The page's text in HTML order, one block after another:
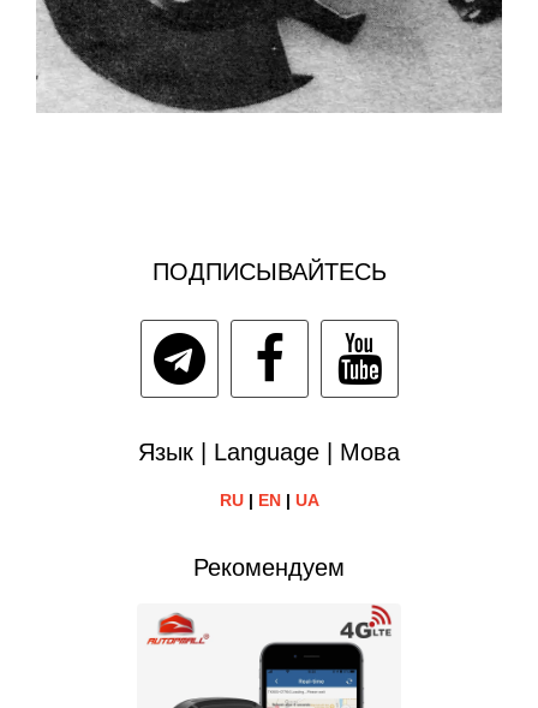
ПОДПИСЫВАЙТЕСЬ
Язык | Language | Мова
RU| EN| UA
Рекомендуем